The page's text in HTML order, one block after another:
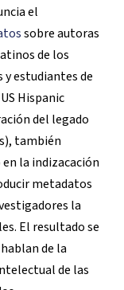
el
sobre autoras
de los
y estudiantes de
Hispanic
del legado
también
la indizacación
metadatos
la
El resultado se
de la
de las